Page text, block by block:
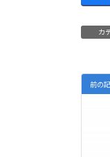
カ
前の